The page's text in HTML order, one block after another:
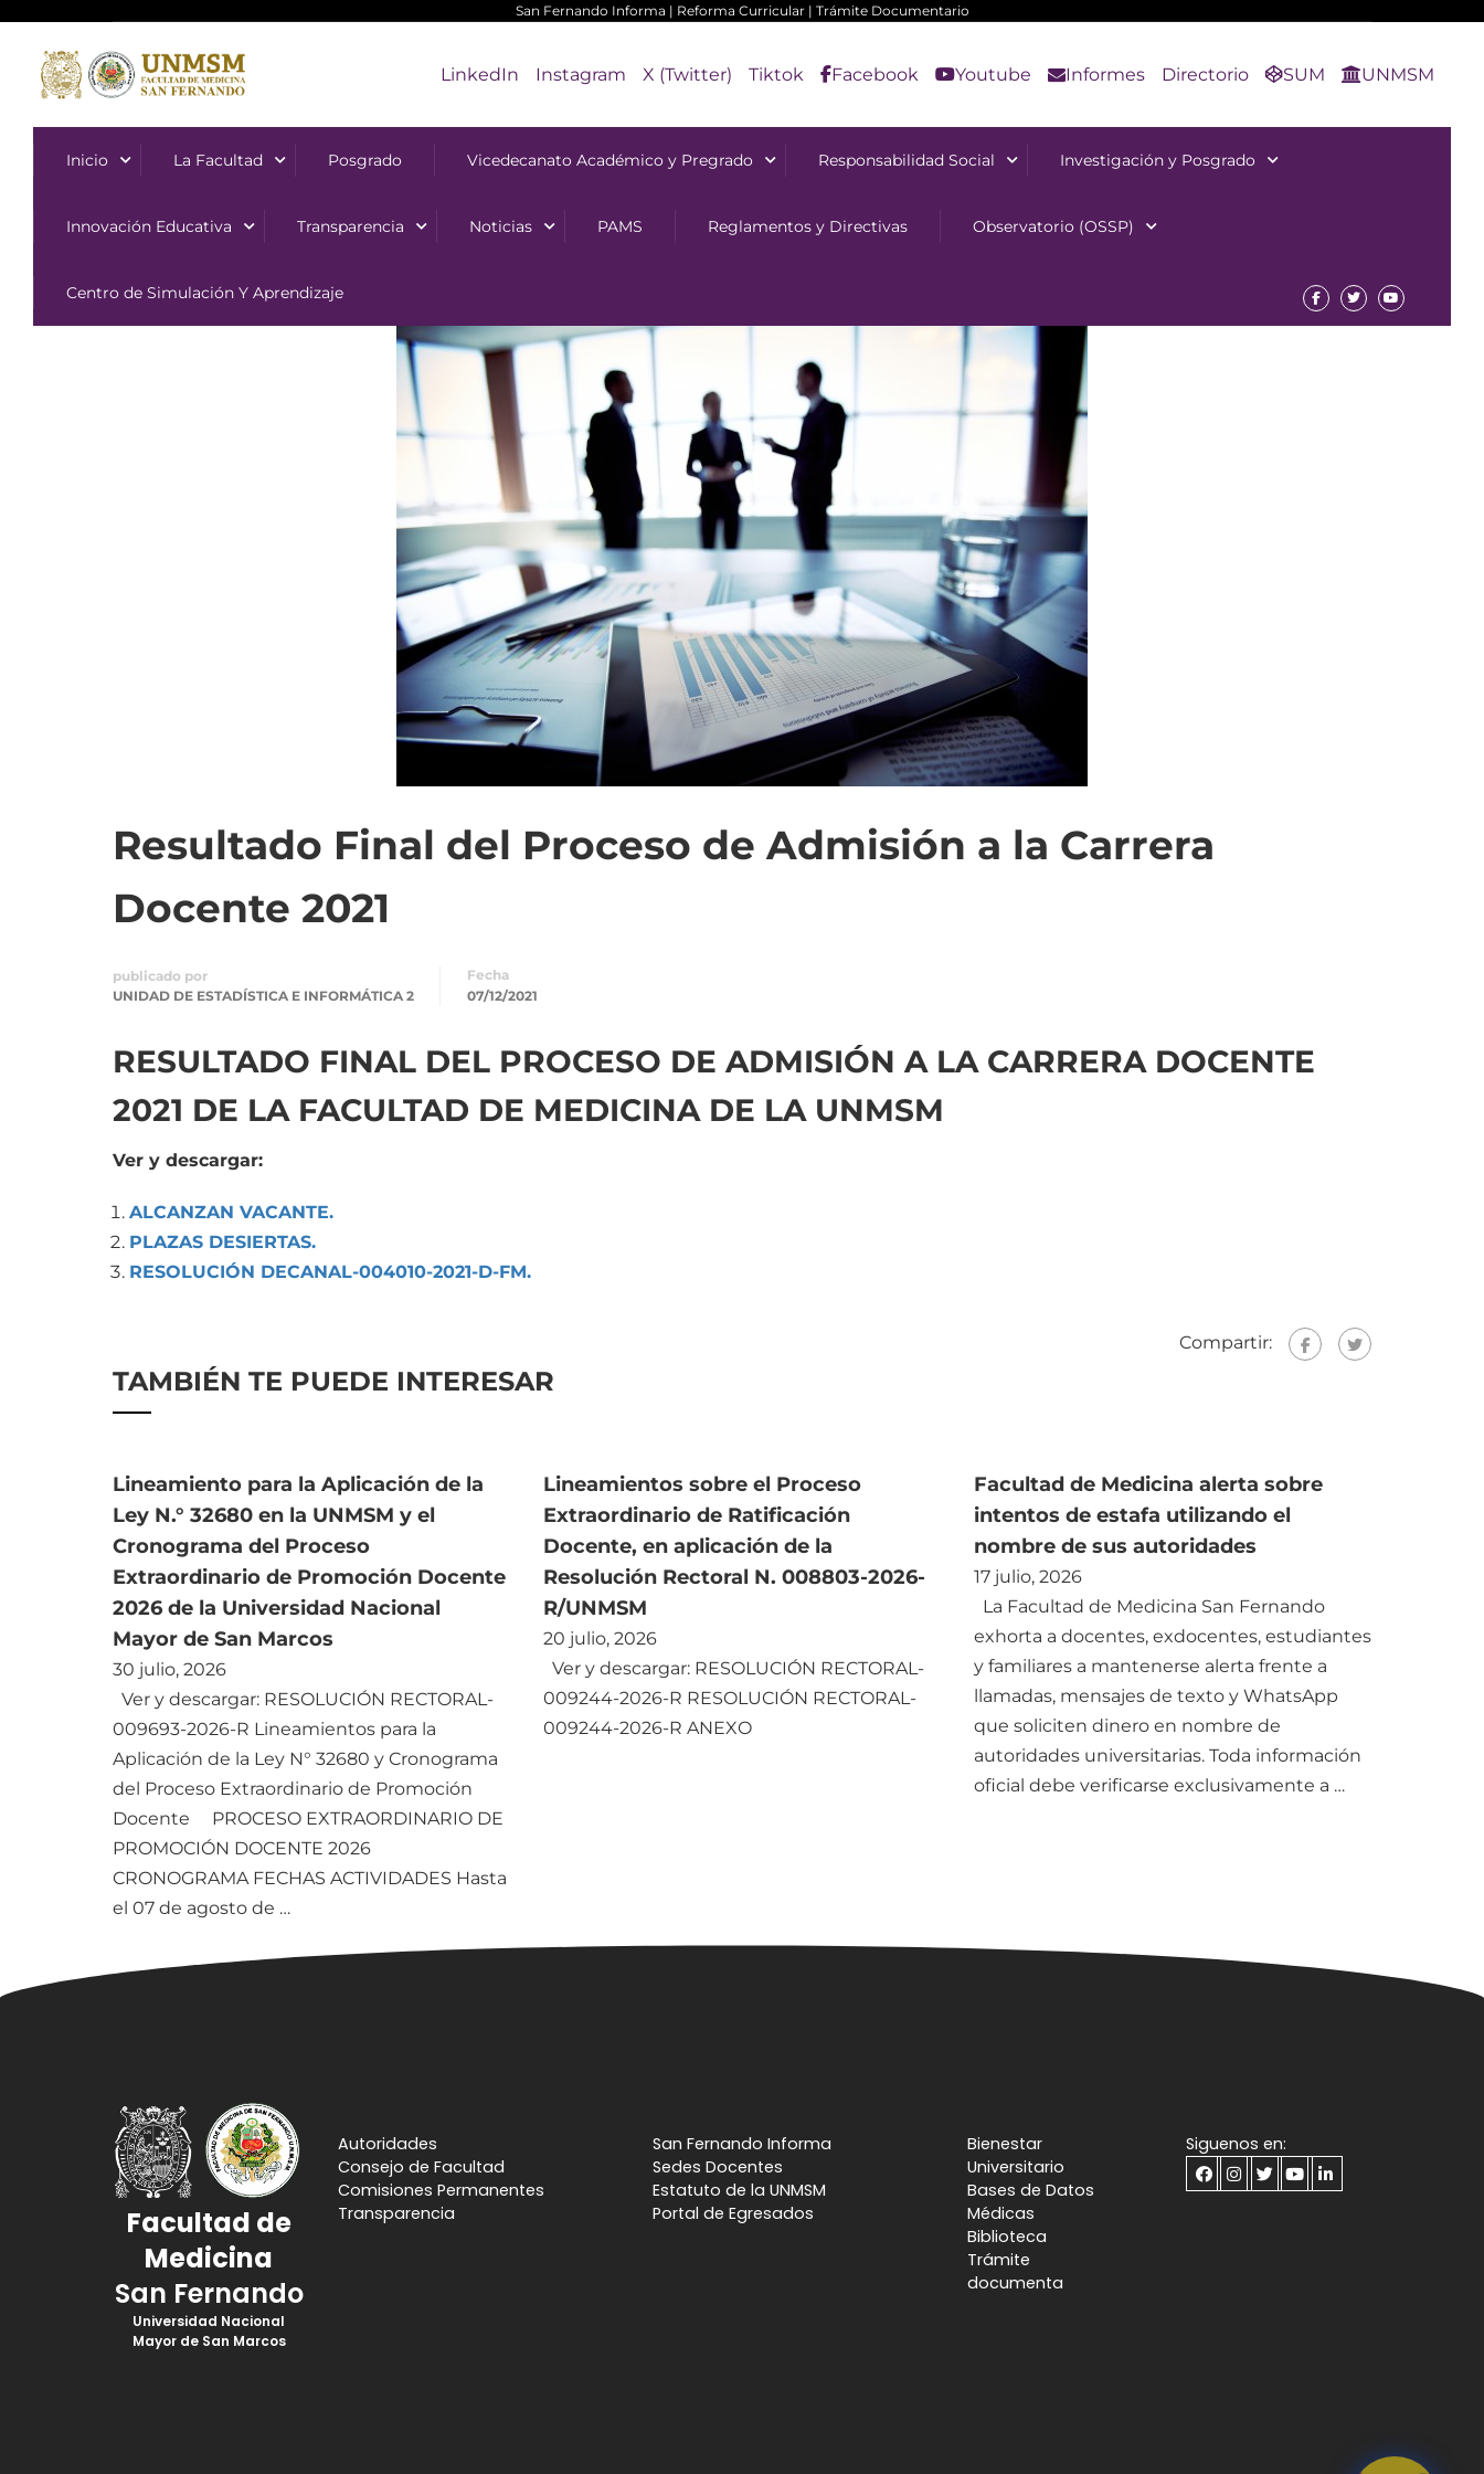
San Fernando Informa | Reforma Curricular| Trámite Documentario
LinkedIn Instagram X (Twitter) Tiktok Facebook Youtube Informes Directorio SUM UNMSM
Inicio La Facultad Posgrado Vicedecanato Académico y Pregrado Responsabilidad Social Investigación y Posgrado
Innovación Educativa Transparencia Noticias PAMS Reglamentos y Directivas Observatorio (OSSP)
Centro de Simulación Y Aprendizaje
Resultado Final del Proceso de Admisión a la Carrera
Docente 2021
publicado por
UNIDAD DE ESTADÍSTICA E INFORMÁTICA 2
Fecha
07/12/2021
RESULTADO FINAL DEL PROCESO DE ADMISIÓN A LA CARRERA DOCENTE
2021 DE LA FACULTAD DE MEDICINA DE LA UNMSM
Ver y descargar:
ALCANZAN VACANTE.
PLAZAS DESIERTAS.
RESOLUCIÓN DECANAL-004010-2021-D-FM.
Compartir:
TAMBIÉN TE PUEDE INTERESAR
Lineamiento para la Aplicación de la
Ley N.° 32680 en la UNMSM y el
Cronograma del Proceso
Extraordinario de Promoción Docente
2026 de la Universidad Nacional
Mayor de San Marcos
30 julio, 2026
Ver y descargar: RESOLUCIÓN RECTORAL-
009693-2026-R Lineamientos para la
Aplicación de la Ley N° 32680 y Cronograma
del Proceso Extraordinario de Promoción
Docente PROCESO EXTRAORDINARIO DE
PROMOCIÓN DOCENTE 2026
CRONOGRAMA FECHAS ACTIVIDADES Hasta
el 07 de agosto de …
Lineamientos sobre el Proceso
Extraordinario de Ratificación
Docente, en aplicación de la
Resolución Rectoral N. 008803-2026-
R/UNMSM
20 julio, 2026
Ver y descargar: RESOLUCIÓN RECTORAL-
009244-2026-R RESOLUCIÓN RECTORAL-
009244-2026-R ANEXO
Facultad de Medicina alerta sobre
intentos de estafa utilizando el
nombre de sus autoridades
17 julio, 2026
La Facultad de Medicina San Fernando
exhorta a docentes, exdocentes, estudiantes
y familiares a mantenerse alerta frente a
llamadas, mensajes de texto y WhatsApp
que soliciten dinero en nombre de
autoridades universitarias. Toda información
oficial debe verificarse exclusivamente a …
Facultad de
Medicina
San Fernando
Universidad Nacional
Mayor de San Marcos
Autoridades
Consejo de Facultad
Comisiones Permanentes
Transparencia
San Fernando Informa
Sedes Docentes
Estatuto de la UNMSM
Portal de Egresados
Bienestar
Universitario
Bases de Datos
Médicas
Biblioteca
Trámite
documenta
Siguenos en: